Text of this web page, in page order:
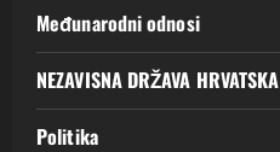
Međunarodni odnosi
NEZAVISNA DRŽAVA HRVATSKA
Politika